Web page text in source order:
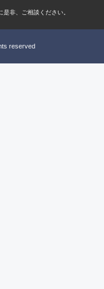
非、ご相談ください。
reserved